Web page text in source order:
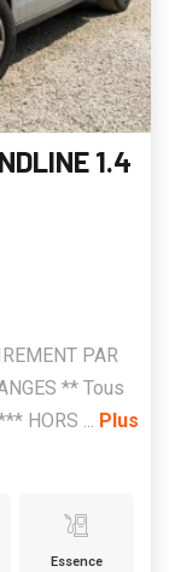
1.4
PAR
** Tous
HORS ... Plus
Essence